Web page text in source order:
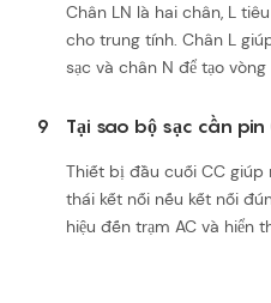
Chân LN là hai chân, L
cho trung tính. Chân L
sạc và chân N để tạo
9 Tại sao bộ sạc cần pin
Thiết bị đầu cuối CC giúp
thái kết nối nếu kết nối
hiệu đến trạm AC và hiển